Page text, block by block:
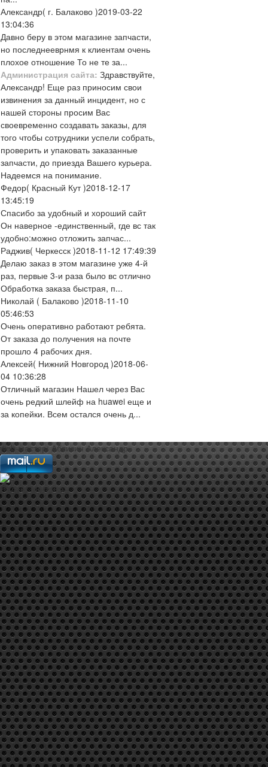
Александр( г. Балаково )2019-03-22
13:04:36
Давно беру в этом магазине запчасти,
но последнееврнмя к клиентам очень
плохое отношение То не те за...
Администрация сайта: Здравствуйте,
Александр! Еще раз приносим свои
извинения за данный инцидент, но с
нашей стороны просим Вас
своевременно создавать заказы, для
того чтобы сотрудники успели собрать,
проверить и упаковать заказанные
запчасти, до приезда Вашего курьера.
Надеемся на понимание.
Федор( Красный Кут )2018-12-17
13:45:19
Спасибо за удобный и хороший сайт
Он наверное -единственный, где вс так
удобно:можно отложить запчас...
Раджив( Черкесск )2018-11-12 17:49:39
Делаю заказ в этом магазине уже 4-й
раз, первые 3-и раза было вс отлично
Обработка заказа быстрая, п...
Николай ( Балаково )2018-11-10
05:46:53
Очень оперативно работают ребята.
От заказа до получения на почте
прошло 4 рабочих дня.
Алексей( Нижний Новгород )2018-06-
04 10:36:28
Отличный магазин Нашел через Вас
очень редкий шлейф на huawei еще и
за копейки. Всем остался очень д...
web-мастер:Аблизин Александр